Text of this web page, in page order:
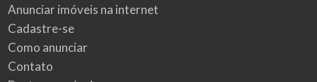
Anunciar imóveis na internet
Cadastre-se
Como anunciar
Contato